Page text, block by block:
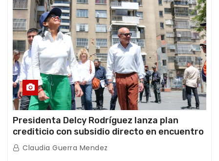
Presidenta Delcy Rodríguez lanza plan
crediticio con subsidio directo en encuentro
con Juntas de Condominio
Claudia Guerra Mendez